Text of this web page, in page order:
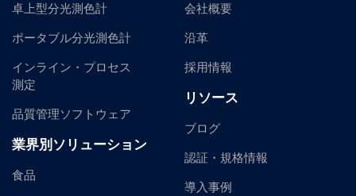
卓上型分光測色計
ポータブル分光測色計
インライン・プロセス
測定
品質管理ソフトウェア
業界別ソリューション
食品
会社概要
沿革
採用情報
リソース
ブログ
認証・規格情報
導入事例